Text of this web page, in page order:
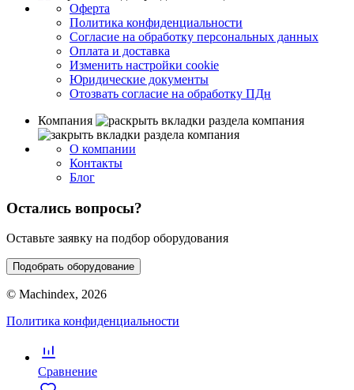
Оферта
Политика конфиденциальности
Согласие на обработку персональных данных
Оплата и доставка
Изменить настройки cookie
Юридические документы
Отозвать согласие на обработку ПДн
Компания
О компании
Контакты
Блог
Остались вопросы?
Оставьте заявку на подбор оборудования
Подобрать оборудование
© Machindex, 2026
Политика конфиденциальности
Сравнение